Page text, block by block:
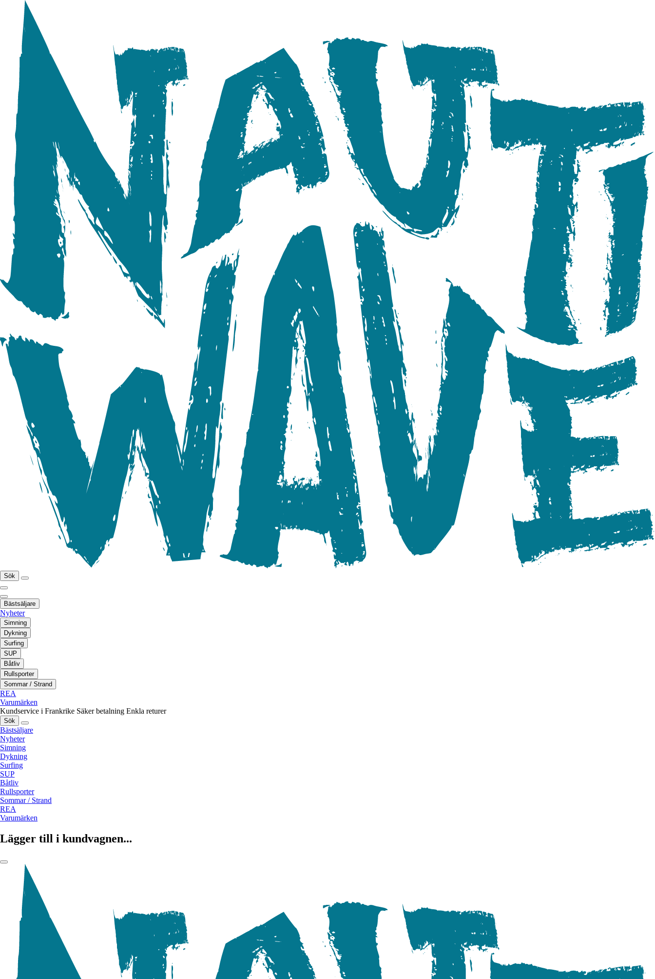
Sök
Bästsäljare
Nyheter
Simning
Dykning
Surfing
SUP
Båtliv
Rullsporter
Sommar / Strand
REA
Varumärken
Kundservice i Frankrike Säker betalning Enkla returer
Sök
Bästsäljare
Nyheter
Simning
Dykning
Surfing
SUP
Båtliv
Rullsporter
Sommar / Strand
REA
Varumärken
Lägger till i kundvagnen...